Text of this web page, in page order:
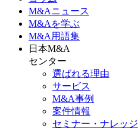
M&Aニュース
M&Aを学ぶ
M&A 用語集
日本M&A
センター
選ばれる理由
サービス
M&A事例
案件情報
セミナー・ナレッジ